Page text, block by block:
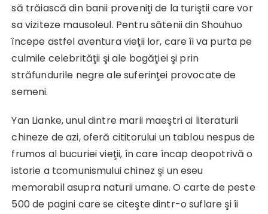
să trăiască din banii proveniţi de la turiştii care vor
sa viziteze mausoleul. Pentru sătenii din Shouhuo
începe astfel aventura vieţii lor, care îi va purta pe
culmile celebrităţii şi ale bogăţiei şi prin
străfundurile negre ale suferinţei provocate de
semeni.
Yan Lianke, unul dintre marii maeştri ai literaturii
chineze de azi, oferă cititorului un tablou nespus de
frumos al bucuriei vieţii, în care încap deopotrivă o
istorie a tcomunismului chinez şi un eseu
memorabil asupra naturii umane. O carte de peste
500 de pagini care se citeşte dintr-o suflare şi îi